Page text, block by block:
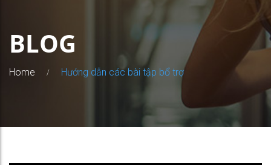
BLOG
Home Hướng dẫn các bài tập bổ trợ